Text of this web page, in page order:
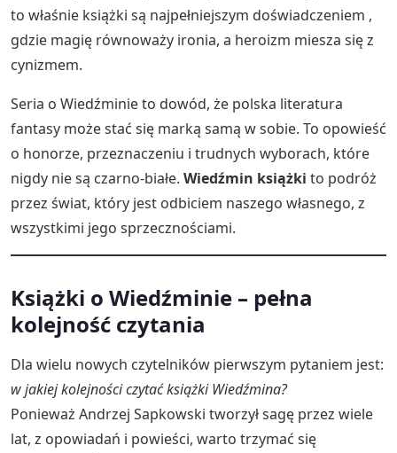
to właśnie książki są najpełniejszym doświadczeniem ,
gdzie magię równoważy ironia, a heroizm miesza się z
cynizmem.
Seria o Wiedźminie to dowód, że polska literatura
fantasy może stać się marką samą w sobie. To opowieść
o honorze, przeznaczeniu i trudnych wyborach, które
nigdy nie są czarno-białe. Wiedźmin książki to podróż
przez świat, który jest odbiciem naszego własnego, z
wszystkimi jego sprzecznościami.
Książki o Wiedźminie – pełna
kolejność czytania
Dla wielu nowych czytelników pierwszym pytaniem jest:
w jakiej kolejności czytać książki Wiedźmina?
Ponieważ Andrzej Sapkowski tworzył sagę przez wiele
lat, z opowiadań i powieści, warto trzymać się